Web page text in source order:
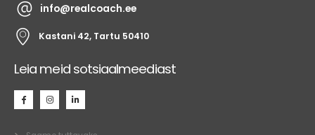
info@realcoach.ee
Kastani 42, Tartu 50410
Leia meid sotsiaalmeediast